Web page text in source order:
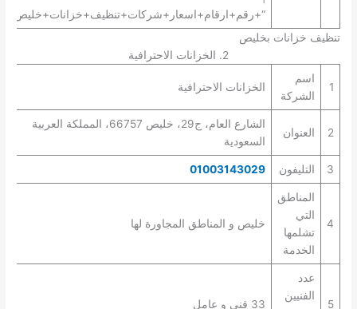
“+رقم+ارقام+اسعار+شركات+تنظيف+خزانات+خليص+”.
تنظيف خزانات بخليص
2. الخزانات الاحترافية
1
اسم
الشركة
الخزانات الاحترافية
2 العنوان
الشارع العام، ج29، خليص 66757، المملكة العربية
السعودية
3 التليفون 01003143029
4
المناطق
التي
تشلمها
الخدمة
خليص و المناطق المجاورة لها
5
عدد
الفنيين
33 فني و عامل